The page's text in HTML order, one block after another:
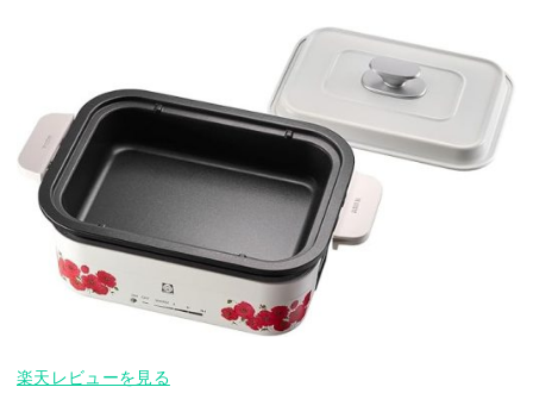
楽天レビューを見る